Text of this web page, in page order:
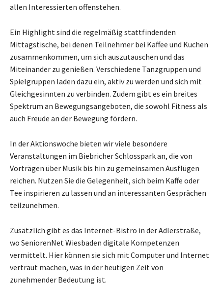
allen Interessierten offenstehen.
Ein Highlight sind die regelmäßig stattfindenden
Mittagstische, bei denen Teilnehmer bei Kaffee und Kuchen
zusammenkommen, um sich auszutauschen und das
Miteinander zu genießen. Verschiedene Tanzgruppen und
Spielgruppen laden dazu ein, aktiv zu werden und sich mit
Gleichgesinnten zu verbinden. Zudem gibt es ein breites
Spektrum an Bewegungsangeboten, die sowohl Fitness als
auch Freude an der Bewegung fördern.
In der Aktionswoche bieten wir viele besondere
Veranstaltungen im Biebricher Schlosspark an, die von
Vorträgen über Musik bis hin zu gemeinsamen Ausflügen
reichen. Nutzen Sie die Gelegenheit, sich beim Kaffe oder
Tee inspirieren zu lassen und an interessanten Gesprächen
teilzunehmen.
Zusätzlich gibt es das Internet-Bistro in der Adlerstraße,
wo SeniorenNet Wiesbaden digitale Kompetenzen
vermittelt. Hier können sie sich mit Computer und Internet
vertraut machen, was in der heutigen Zeit von
zunehmender Bedeutung ist.